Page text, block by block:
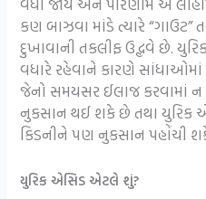
કણ બાઝવા માંડે ત્યારે “ગાઉટ”
દુખાવાની તકલીફ ઉદ્ભવે છે.
વધારે રહેવાને કારણે સાંધાઓમાં
જેનો સમયસર ઈલાજ કરવામાં
નુકસાન થઈ શકે છે તથા યુરિક
કિડનીને પણ નુકસાન પહોંચી
યુરિક એસિડ એટલે શું?